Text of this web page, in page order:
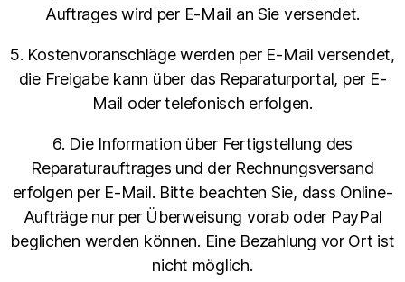
Auftrages wird per E-Mail an Sie versendet.
5. Kostenvoranschläge werden per E-Mail versendet,
die Freigabe kann über das Reparaturportal, per E-
Mail oder telefonisch erfolgen.
6. Die Information über Fertigstellung des
Reparaturauftrages und der Rechnungsversand
erfolgen per E-Mail. Bitte beachten Sie, dass Online-
Aufträge nur per Überweisung vorab oder PayPal
beglichen werden können. Eine Bezahlung vor Ort ist
nicht möglich.